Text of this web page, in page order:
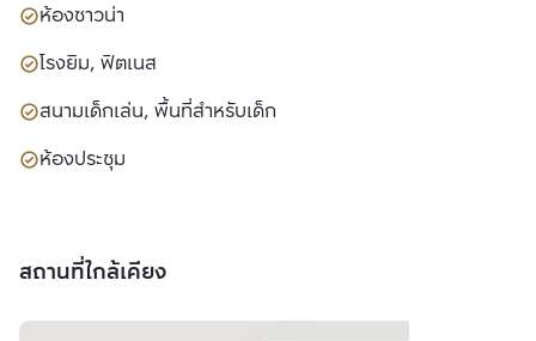
ห้องซาวน่า
โรงยิม, ฟิตเนส
สนามเด็กเล่น, พื้นที่สำหรับเด็ก
ห้องประชุม
สถานที่ใกล้เคียง